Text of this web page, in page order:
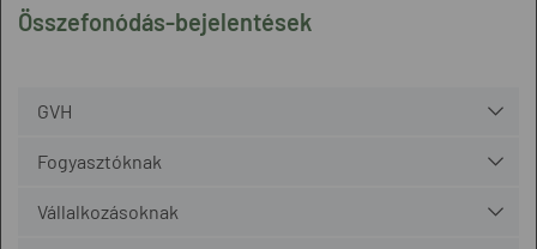
Összefonódás-bejelentések
GVH
Fogyasztóknak
Vállalkozásoknak